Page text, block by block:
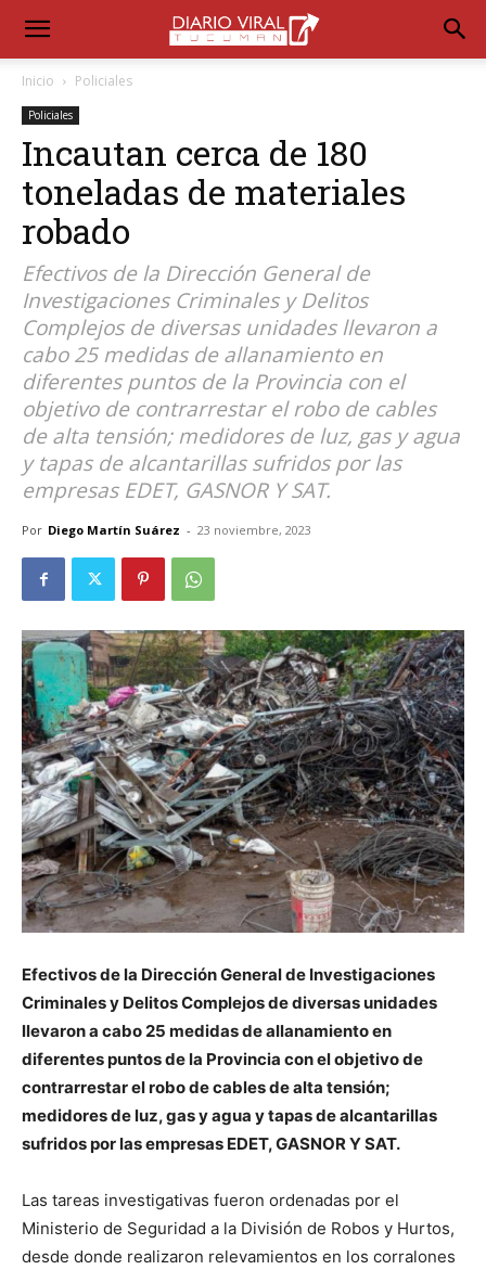
Inicio Policiales
Policiales
Incautan cerca de 180
toneladas de materiales
robado
Efectivos de la Dirección General de
Investigaciones Criminales y Delitos
Complejos de diversas unidades llevaron a
cabo 25 medidas de allanamiento en
diferentes puntos de la Provincia con el
objetivo de contrarrestar el robo de cables
de alta tensión; medidores de luz, gas y agua
y tapas de alcantarillas sufridos por las
empresas EDET, GASNOR Y SAT.
Por Diego Martín Suárez - 23 noviembre, 2023
Efectivos de la Dirección General de Investigaciones
Criminales y Delitos Complejos de diversas unidades
llevaron a cabo 25 medidas de allanamiento en
diferentes puntos de la Provincia con el objetivo de
contrarrestar el robo de cables de alta tensión;
medidores de luz, gas y agua y tapas de alcantarillas
sufridos por las empresas EDET, GASNOR Y SAT.
Las tareas investigativas fueron ordenadas por el
Ministerio de Seguridad a la División de Robos y Hurtos,
desde donde realizaron relevamientos en los corralones